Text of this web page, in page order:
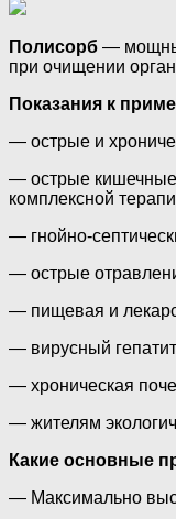
Полисорб —
при очищении
Показания к
— острые и
— острые кишечные
комплексной
— гнойно-
— острые
— пищевая и
— вирусный
— хроническая
— жителям
Какие основные
— Максимально